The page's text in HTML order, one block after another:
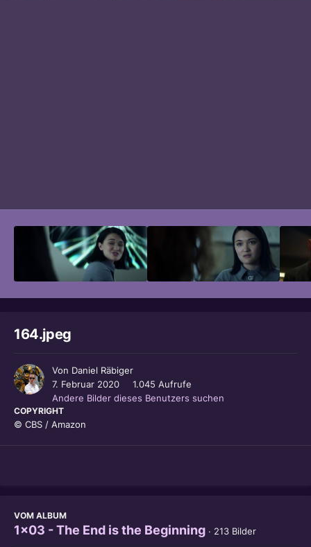
164.jpeg
Von Daniel Räbiger
7. Februar 2020
1.045 Aufrufe
Andere Bilder dieses Benutzers suchen
COPYRIGHT
© CBS / Amazon
VOM ALBUM
1x03 - The End is the Beginning · 213 Bilder